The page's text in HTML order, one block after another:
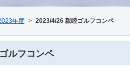
年度 2023/4/26 親睦ゴルフコンペ
ルフコンペ